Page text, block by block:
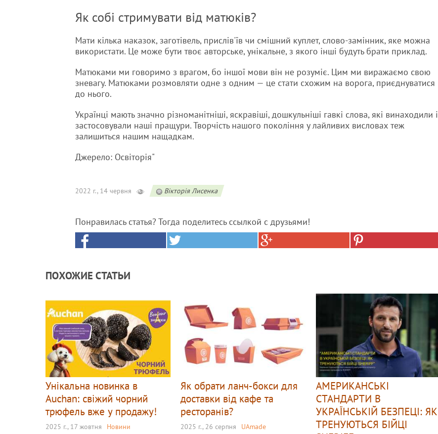
Як собі стримувати від матюків?
Мати кілька наказок, заготівель, прислів'їв чи смішний куплет, слово-замінник, яке можна
використати. Це може бути твоє авторське, унікальне, з якого інші будуть брати приклад.
Матюками ми говоримо з врагом, бо іншої мови він не розуміє. Цим ми виражаємо свою
зневагу. Матюками розмовляти одне з одним — це стати схожим на ворога, приєднуватися
до нього.
Українці мають значно різноманітніші, яскравіші, дошкульніші гавкі слова, які винаходили і
застосовували наші пращури. Творчість нашого покоління у лайливих висловах теж
залишиться нашим нащадкам.
Джерело: Освіторія"
2022 г., 14 червня Вікторія Лисенка
Понравилась статья? Тогда поделитесь ссылкой с друзьями!
ПОХОЖИЕ СТАТЬИ
Унікальна новинка в
Auchan: свіжий чорний
трюфель вже у продажу!
2025 г., 17 жовтня Новини
Як обрати ланч-бокси для
доставки від кафе та
ресторанів?
2025 г., 26 серпня UAmade
АМЕРИКАНСЬКІ
СТАНДАРТИ В
УКРАЇНСЬКІЙ БЕЗПЕЦІ: ЯК
ТРЕНУЮТЬСЯ БІЙЦІ